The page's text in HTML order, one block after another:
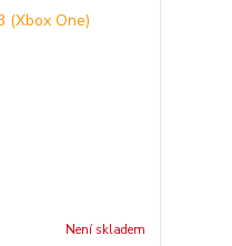
Není skladem